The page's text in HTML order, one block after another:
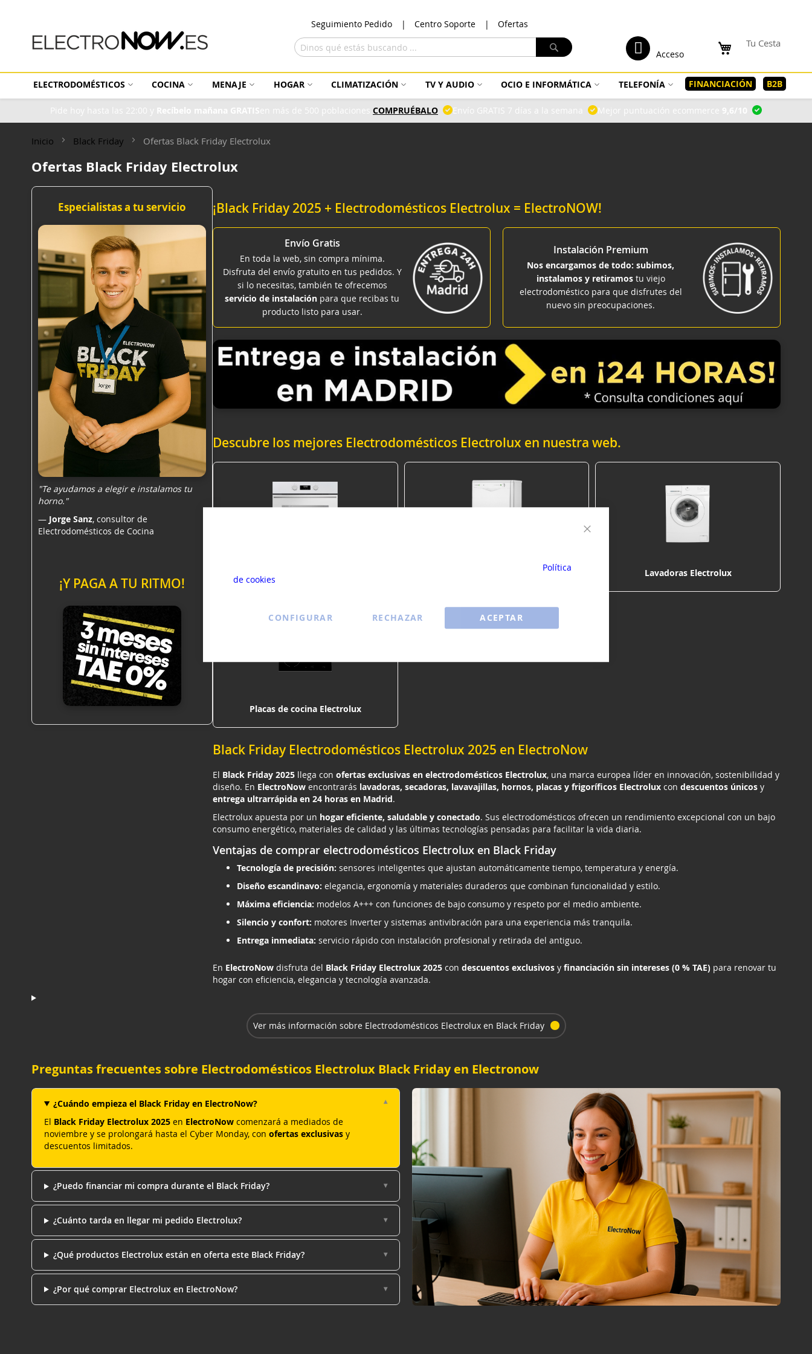
Política
de cookies
ACEPTAR
CONFIGURAR RECHAZAR
Seguimiento Pedido Centro Soporte Ofertas
contenido
Tu Cesta
Acceso
Buscar
ELECTRODOMÉSTICOS COCINA MENAJE HOGAR CLIMATIZACIÓN TV Y AUDIO OCIO E INFORMÁTICA TELEFONÍA FINANCIACIÓN B2B
Pide hoy hasta las 22:00 y Recíbelo mañana GRATISen más de 500 poblaciones COMPRUÉBALO Envío GRATIS 7 días a la semana Mejor puntuación ecommerce 9,6/10
Inicio Black Friday Ofertas Black Friday Electrolux
Ofertas Black Friday Electrolux
Especialistas a tu servicio
"Te ayudamos a elegir e instalamos tu
horno."
— Jorge Sanz, consultor de
Electrodomésticos de Cocina
¡Y PAGA A TU RITMO!
¡Black Friday 2025 + Electrodomésticos Electrolux = ElectroNOW!
Envío Gratis
En toda la web, sin compra mínima.
Disfruta del envío gratuito en tus pedidos. Y
si lo necesitas, también te ofrecemos
servicio de instalación para que recibas tu
producto listo para usar.
Instalación Premium
Nos encargamos de todo: subimos,
instalamos y retiramostu viejo
electrodoméstico para que disfrutes del
nuevo sin preocupaciones.
Descubre los mejores Electrodomésticos Electrolux en nuestra web.
Lavadoras Electrolux
Placas de cocina Electrolux
Black Friday Electrodomésticos Electrolux 2025 en ElectroNow
El Black Friday 2025 llega con ofertas exclusivas en electrodomésticos Electrolux, una marca europea líder en innovación, sostenibilidad y
diseño. En ElectroNow encontrarás lavadoras, secadoras, lavavajillas, hornos, placas y frigoríficos Electrolux con descuentos únicos y
entrega ultrarrápida en 24 horas en Madrid.
Electrolux apuesta por un hogar eficiente, saludable y conectado. Sus electrodomésticos ofrecen un rendimiento excepcional con un bajo
consumo energético, materiales de calidad y las últimas tecnologías pensadas para facilitar la vida diaria.
Ventajas de comprar electrodomésticos Electrolux en Black Friday
Tecnología de precisión: sensores inteligentes que ajustan automáticamente tiempo, temperatura y energía.
Diseño escandinavo: elegancia, ergonomía y materiales duraderos que combinan funcionalidad y estilo.
Máxima eficiencia: modelos A+++ con funciones de bajo consumo y respeto por el medio ambiente.
Silencio y confort: motores Inverter y sistemas antivibración para una experiencia más tranquila.
Entrega inmediata: servicio rápido con instalación profesional y retirada del antiguo.
En ElectroNow disfruta del Black Friday Electrolux 2025 con descuentos exclusivos y financiación sin intereses (0 % TAE) para renovar tu
hogar con eficiencia, elegancia y tecnología avanzada.
Ver más información sobre Electrodomésticos Electrolux en Black Friday
Preguntas frecuentes sobre Electrodomésticos Electrolux Black Friday en Electronow
¿Cuándo empieza el Black Friday en ElectroNow?
El Black Friday Electrolux 2025 en ElectroNow comenzará a mediados de
noviembre y se prolongará hasta el Cyber Monday, con ofertas exclusivas y
descuentos limitados.
¿Puedo financiar mi compra durante el Black Friday?
¿Cuánto tarda en llegar mi pedido Electrolux?
¿Qué productos Electrolux están en oferta este Black Friday?
¿Por qué comprar Electrolux en ElectroNow?